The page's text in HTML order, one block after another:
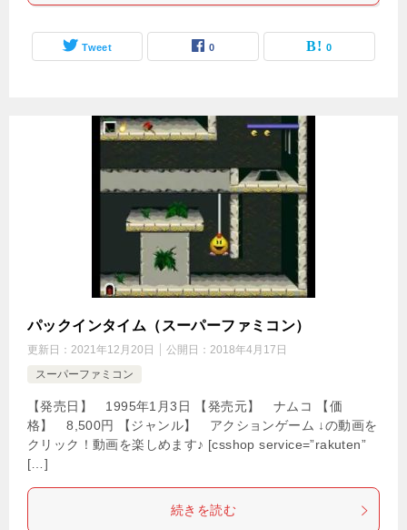
Tweet 0 0
パックインタイム（スーパーファミコン）
更新日： 2021年12月20日 公開日： 2018年4月17日
スーパーファミコン
【発売日】 1995年1月3日 【発売元】 ナムコ 【価
格】 8,500円 【ジャンル】 アクションゲーム ↓の動画を
クリック！動画を楽しめます♪ [csshop service=”rakuten”
[…]
続きを読む